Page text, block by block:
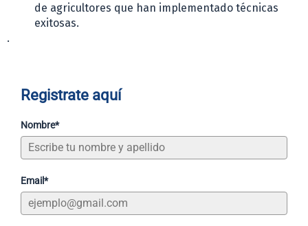
de agricultores que han implementado técnicas
exitosas.
.
Registrate aquí
Nombre*
Email*